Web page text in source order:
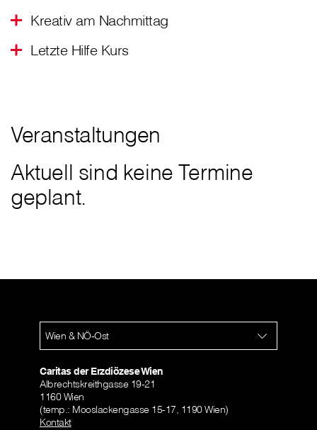
Kreativ am Nachmittag
Letzte Hilfe Kurs
Veranstaltungen
Aktuell sind keine Termine
geplant.
Wien & NÖ-Ost
Caritas der Erzdiözese Wien
Albrechtskreithgasse 19-21
1160 Wien
(temp.: Mooslackengasse 15-17, 1190 Wien)
Kontakt